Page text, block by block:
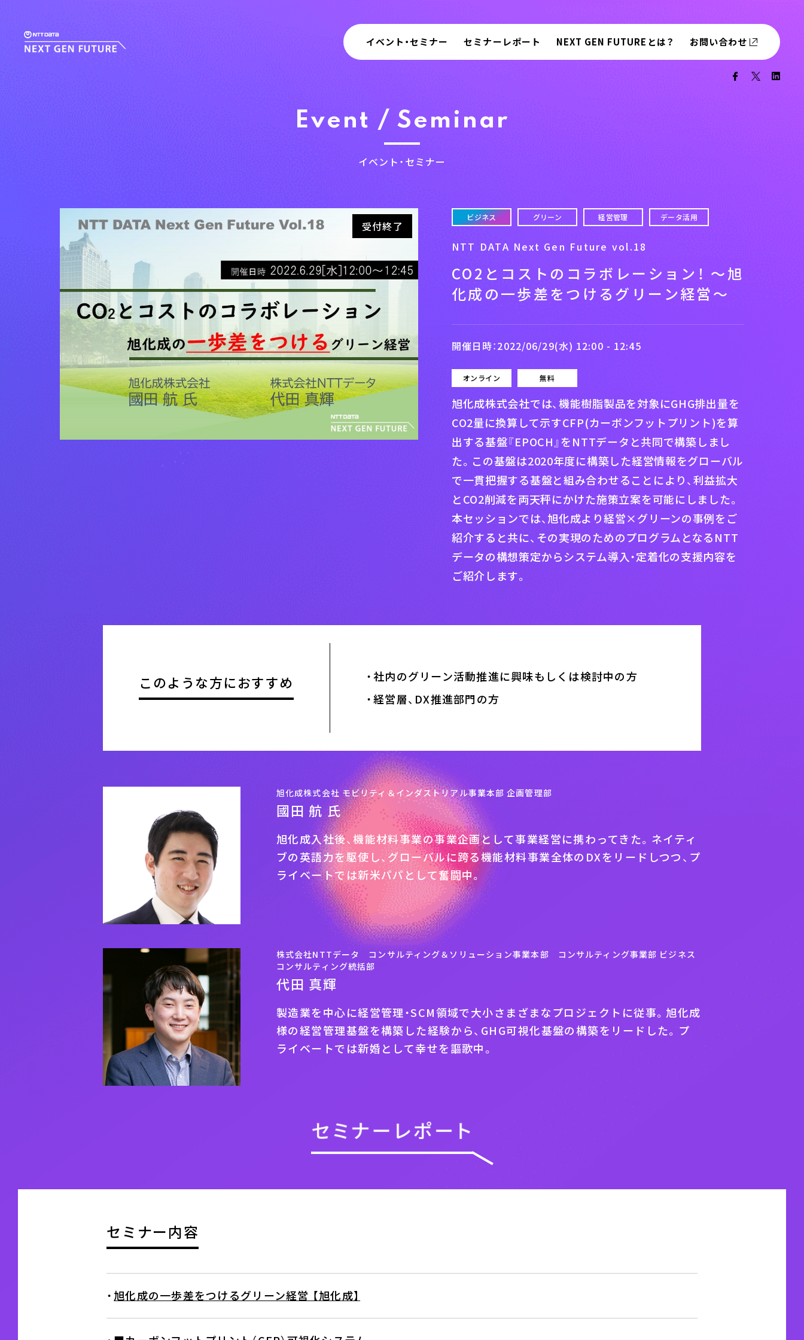
イベント・セミナー セミナーレポート NEXT GEN FUTUREとは？ お問い合わせ
Event / Seminar
イベント・セミナー
受付終了
ビジネス グリーン 経営管理 データ活用
NTT DATA Next Gen Future vol.18
CO2とコストのコラボレーション！ ～旭
化成の一歩差をつけるグリーン経営～
開催日時：2022/06/29(水) 12:00 - 12:45
オンライン 無料
旭化成株式会社では、機能樹脂製品を対象にGHG排出量を
CO2量に換算して示すCFP(カーボンフットプリント)を算
出する基盤『EPOCH』をNTTデータと共同で構築しまし
た。この基盤は2020年度に構築した経営情報をグローバル
で一貫把握する基盤と組み合わせることにより、利益拡大
とCO2削減を両天秤にかけた施策立案を可能にしました。
本セッションでは、旭化成より経営×グリーンの事例をご
紹介すると共に、その実現のためのプログラムとなるNTT
データの構想策定からシステム導入・定着化の支援内容を
ご紹介します。
このような方におすすめ ・社内のグリーン活動推進に興味もしくは検討中の方
・経営層、DX推進部門の方
旭化成株式会社 モビリティ＆インダストリアル事業本部 企画管理部
國田 航 氏
旭化成入社後、機能材料事業の事業企画として事業経営に携わってきた。ネイティ
ブの英語力を駆使し、グローバルに跨る機能材料事業全体のDXをリードしつつ、プ
ライベートでは新米パパとして奮闘中。
株式会社NTTデータ コンサルティング＆ソリューション事業本部 コンサルティング事業部 ビジネス
コンサルティング統括部
代田 真輝
製造業を中心に経営管理・SCM領域で大小さまざまなプロジェクトに従事。旭化成
様の経営管理基盤を構築した経験から、GHG可視化基盤の構築をリードした。プ
ライベートでは新婚として幸せを謳歌中。
セミナー内容
・ 旭化成の一歩差をつけるグリーン経営 【旭化成】